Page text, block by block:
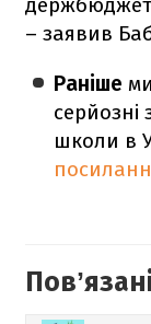
– заявив
Раніше
серйозні
школи в